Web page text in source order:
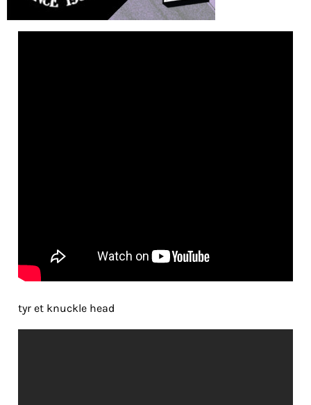
tyr et knuckle head